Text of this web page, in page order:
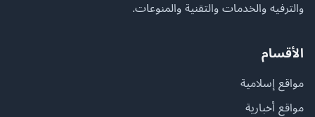
والترفيه والخدمات والتقنية والمنوعات.
الأقسام
مواقع إسلامية
مواقع أخبارية